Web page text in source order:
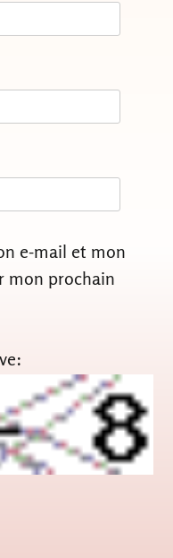
e-mail et mon
mon prochain